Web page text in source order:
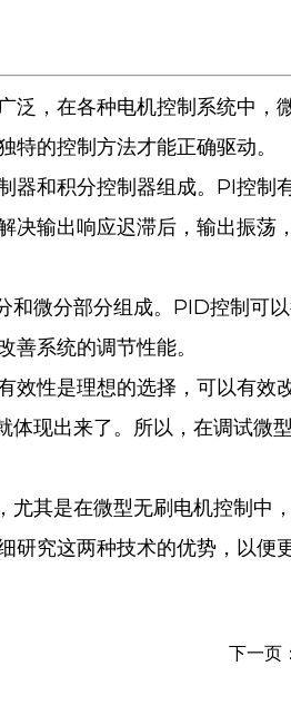
，在各种电机控制系统中，
的控制方法才能正确驱动。
器和积分控制器组成。PI控制
决输出响应迟滞后，输出振荡
微分部分组成。PID控制可
系统的调节性能。
性是理想的选择，可以有效
现出来了。所以，在调试微
其是在微型无刷电机控制中
研究这两种技术的优势，以便
下一页